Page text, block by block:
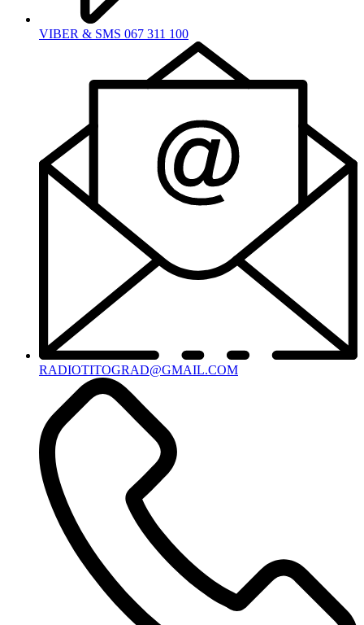
VIBER & SMS 067 311 100
RADIOTITOGRAD@GMAIL.COM